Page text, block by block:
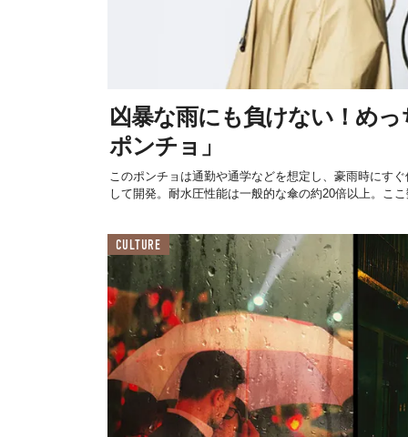
凶暴な雨にも負けない！め
ポンチョ」
このポンチョは通勤や通学などを想定し、豪雨時にす
して開発。耐水圧性能は一般的な傘の約20倍以上。こ
CULTURE